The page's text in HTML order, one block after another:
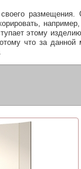
этому
что за